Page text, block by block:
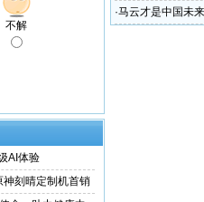
不解
AI体验
刻晴定制机首销
·马云才是中国未